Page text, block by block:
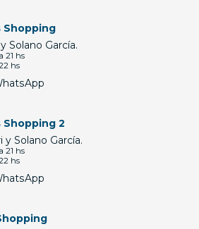
Shopping
Solano García.
21 hs
hs
Shopping 2
y Solano García.
21 hs
hs